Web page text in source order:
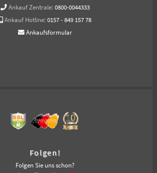
Ankauf Zentrale: 0800-0044333
Ankauf Hotline: 0157 - 849 157 78
Ankaufsformular
Folgen!
Folgen Sie uns schon?